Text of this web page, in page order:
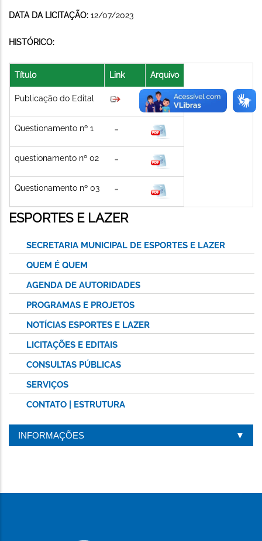
DATA DA LICITAÇÃO: 12/07/2023
HISTÓRICO:
Título Link Arquivo
Publicação do Edital
Questionamento nº 1
questionamento nº 02
Questionamento nº 03
ESPORTES E LAZER
SECRETARIA MUNICIPAL DE ESPORTES E LAZER
QUEM É QUEM
AGENDA DE AUTORIDADES
PROGRAMAS E PROJETOS
NOTÍCIAS ESPORTES E LAZER
LICITAÇÕES E EDITAIS
CONSULTAS PÚBLICAS
SERVIÇOS
CONTATO | ESTRUTURA
INFORMAÇÕES